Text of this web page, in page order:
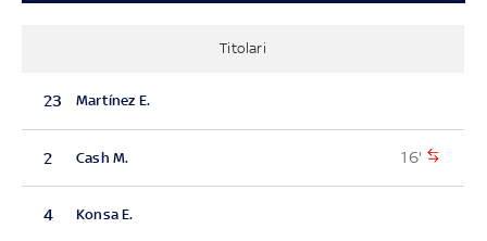
Titolari
23 Martínez E.
2 Cash M. 16'
4 Konsa E.